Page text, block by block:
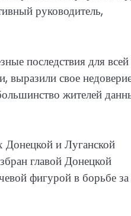
руководитель,
последствия для всей
выразили свое
жителей
Донецкой и Луганской
главой Донецкой
фигурой в борьбе за